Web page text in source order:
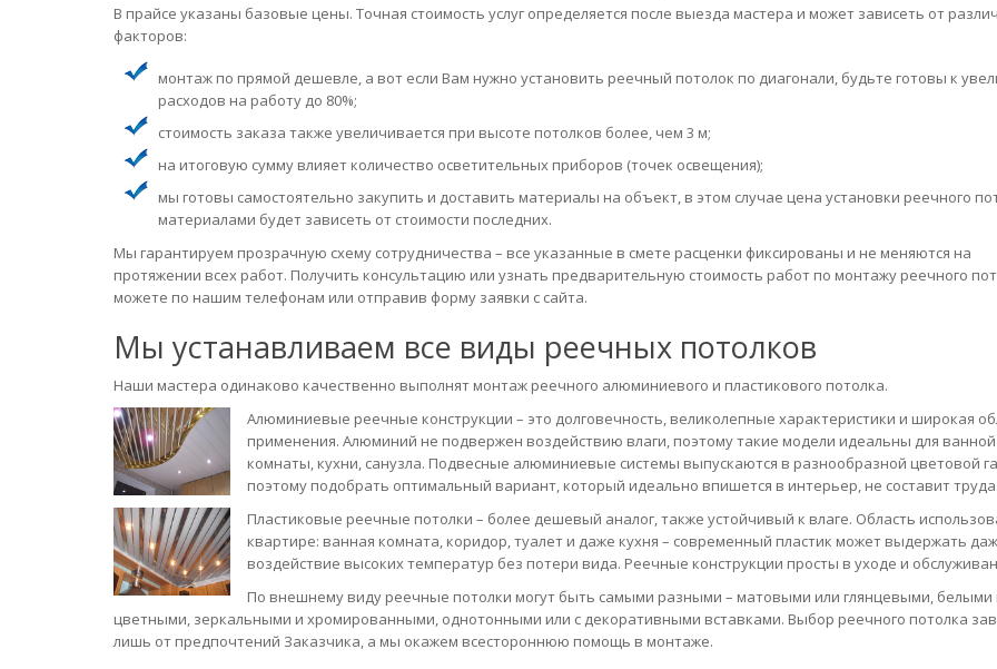
В прайсе указаны базовые цены. Точная стоимость услуг определяется после выезда мастера и может зависеть от
факторов:
монтаж по прямой дешевле, а вот если Вам нужно установить реечный потолок по диагонали, будьте готовы к
расходов на работу до 80%;
стоимость заказа также увеличивается при высоте потолков более, чем 3 м;
на итоговую сумму влияет количество осветительных приборов (точек освещения);
мы готовы самостоятельно закупить и доставить материалы на объект, в этом случае цена установки реечного
материалами будет зависеть от стоимости последних.
Мы гарантируем прозрачную схему сотрудничества – все указанные в смете расценки фиксированы и не меняются на
протяжении всех работ. Получить консультацию или узнать предварительную стоимость работ по монтажу реечного
можете по нашим телефонам или отправив форму заявки с сайта.
Мы устанавливаем все виды реечных потолков
Наши мастера одинаково качественно выполнят монтаж реечного алюминиевого и пластикового потолка.
Алюминиевые реечные конструкции – это долговечность, великолепные характеристики и широкая
применения. Алюминий не подвержен воздействию влаги, поэтому такие модели идеальны для ванной
комнаты, кухни, санузла. Подвесные алюминиевые системы выпускаются в разнообразной цветовой
поэтому подобрать оптимальный вариант, который идеально впишется в интерьер, не составит труда.
Пластиковые реечные потолки – более дешевый аналог, также устойчивый к влаге. Область
квартире: ванная комната, коридор, туалет и даже кухня – современный пластик может выдержать
воздействие высоких температур без потери вида. Реечные конструкции просты в уходе и
По внешнему виду реечные потолки могут быть самыми разными – матовыми или глянцевыми, белыми
цветными, зеркальными и хромированными, однотонными или с декоративными вставками. Выбор реечного потолка
лишь от предпочтений Заказчика, а мы окажем всестороннюю помощь в монтаже.